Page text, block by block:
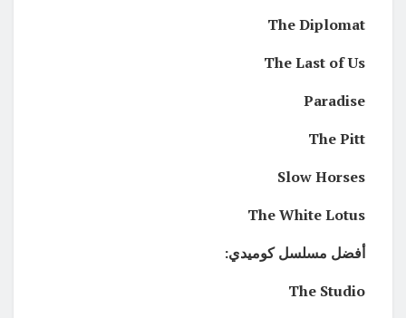
The Diplomat
The Last of Us
Paradise
The Pitt
Slow Horses
The White Lotus
أفضل مسلسل كوميدي:
The Studio